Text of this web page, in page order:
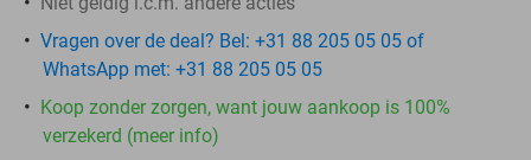
Vragen over de deal? Bel: +31 88 205 05 05 of
WhatsApp met: +31 88 205 05 05
Koop zonder zorgen, want jouw aankoop is 100%
verzekerd (meer info)